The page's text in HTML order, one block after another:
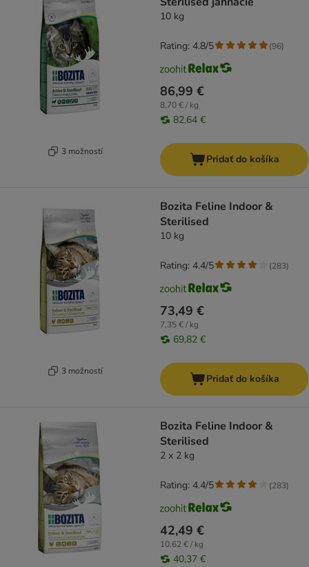
3 možností
10 kg
86,99 €
8,70 € / kg
82,64 €
Rating: 4.8/5 (96)
Pridať do košíka
3 možností
Bozita Feline Indoor &
Sterilised
10 kg
73,49 €
7,35 € / kg
69,82 €
Rating: 4.4/5 (283)
Pridať do košíka
Bozita Feline Indoor &
Sterilised
2 x 2 kg
42,49 €
10,62 € / kg
40,37 €
Rating: 4.4/5 (283)